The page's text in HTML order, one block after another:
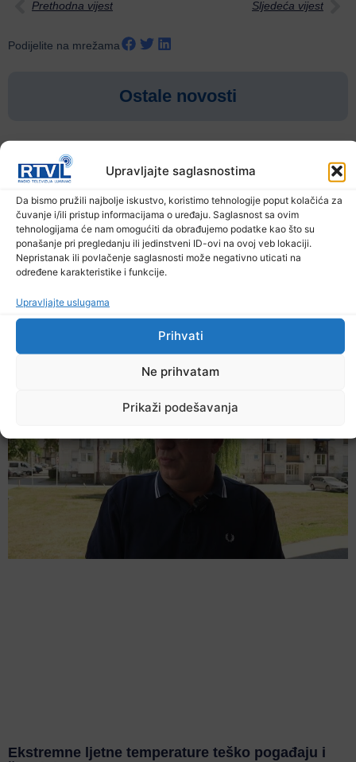
Upravljajte saglasnostima
Da bismo pružili najbolje iskustvo, koristimo tehnologije poput kolačića za
čuvanje i/ili pristup informacijama o uređaju. Saglasnost sa ovim
tehnologijama će nam omogućiti da obrađujemo podatke kao što su
ponašanje pri pregledanju ili jedinstveni ID-ovi na ovoj veb lokaciji.
Nepristanak ili povlačenje saglasnosti može negativno uticati na
određene karakteristike i funkcije.
Upravljajte uslugama
Prihvati
Ne prihvatam
Prikaži podešavanja
Prethodna vijest Sljedeća vijest
Podijelite na mrežama
Ostale novosti
Upozorenje za narednih sedam dana: Požari
prijete Balkanu, u rizičnoj zoni nalazi se i BiH
6. Augusta 2026.
Ekstremne ljetne temperature teško pogađaju i